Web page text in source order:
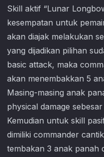
Skill aktif “Lunar
kesempatan untuk
akan diajak melakukan
yang dijadikan pilihan
basic attack, maka
akan menembakkan 5
Masing-masing anak
physical damage
Kemudian untuk skill
dimiliki commander
tembakan 3 anak panah